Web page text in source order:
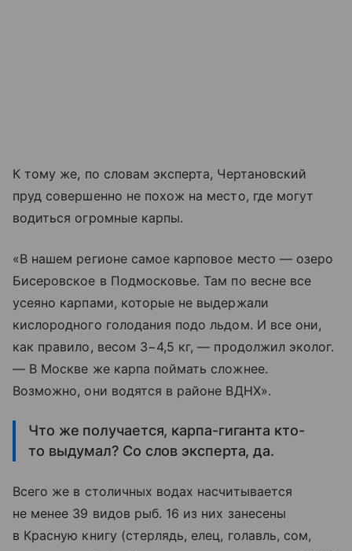
К тому же, по словам эксперта, Чертановский
пруд совершенно не похож на место, где могут
водиться огромные карпы.
«В нашем регионе самое карповое место — озеро
Бисеровское в Подмосковье. Там по весне все
усеяно карпами, которые не выдержали
кислородного голодания подо льдом. И все они,
как правило, весом 3−4,5 кг, — продолжил эколог.
— В Москве же карпа поймать сложнее.
Возможно, они водятся в районе ВДНХ».
Что же получается, карпа-гиганта кто-
то выдумал? Со слов эксперта, да.
Всего же в столичных водах насчитывается
не менее 39 видов рыб. 16 из них занесены
в Красную книгу (стерлядь, елец, голавль, сом,